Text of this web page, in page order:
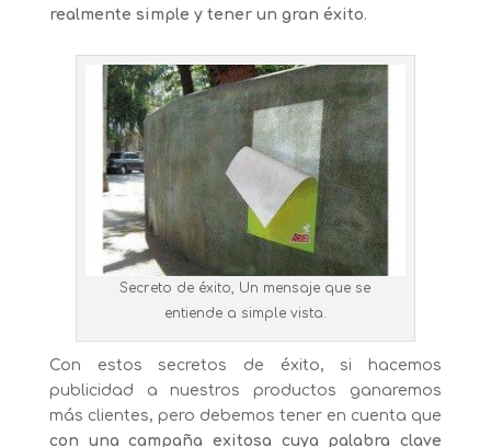
realmente simple y tener un gran éxito.
Secreto de éxito, Un mensaje que se
entiende a simple vista.
Con estos secretos de éxito, si hacemos
publicidad a nuestros productos ganaremos
más clientes, pero debemos tener en cuenta que
con una campaña exitosa cuya palabra clave